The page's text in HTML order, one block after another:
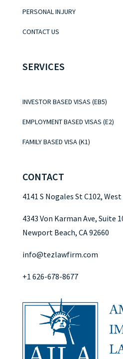
PERSONAL INJURY
CONTACT US
SERVICES
INVESTOR BASED VISAS (EB5)
EMPLOYMENT BASED VISAS (E2)
FAMILY BASED VISA (K1)
CONTACT
4141 S Nogales St C102,
4343 Von Karman Ave, Suite
Newport Beach, CA 92660
info@tezlawfirm.com
+1 626-678-8677